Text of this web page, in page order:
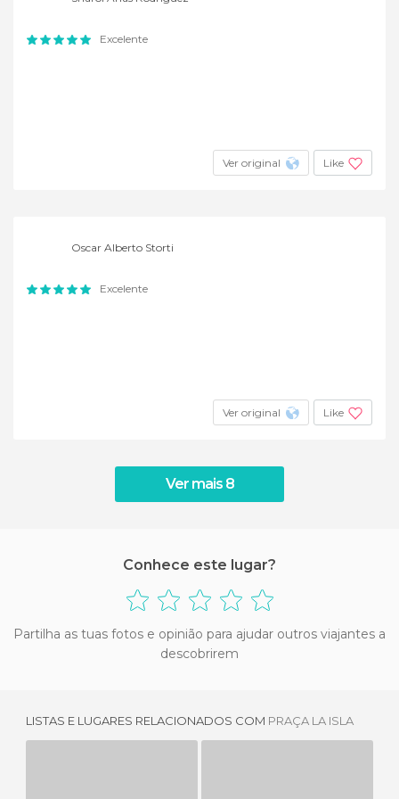
Excelente
Ver original Like
Oscar Alberto Storti
Excelente
Ver original Like
Ver mais 8
Conhece este lugar?
Partilha as tuas fotos e opinião para ajudar outros viajantes a
descobrirem
LISTAS E LUGARES RELACIONADOS COM PRAÇA LA ISLA